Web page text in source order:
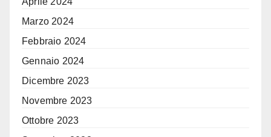
Marzo 2024
Febbraio 2024
Gennaio 2024
Dicembre 2023
Novembre 2023
Ottobre 2023